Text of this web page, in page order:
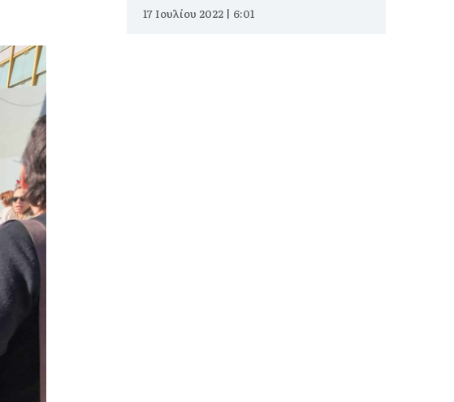
17 Ιουλίου 2022 | 6:01